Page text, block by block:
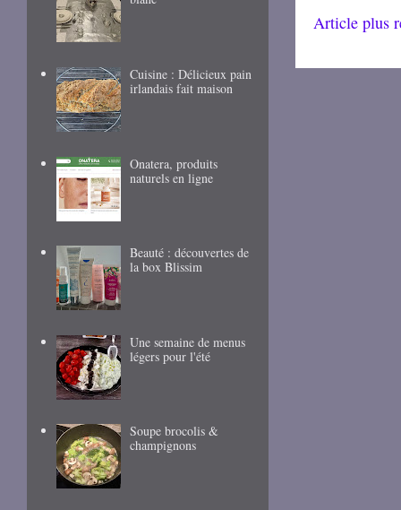
Article plus
Cuisine : Délicieux pain
irlandais fait maison
Onatera, produits
naturels en ligne
Beauté : découvertes de
la box Blissim
Une semaine de menus
légers pour l'été
Soupe brocolis &
champignons